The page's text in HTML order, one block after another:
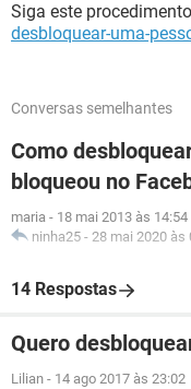
Siga este
desbloquear-uma-
Conversas semelhantes
Como
bloqueou no
maria - 18 mai 2013 às 14:54
ninha25 - 28 mai 2020 às
14 Respostas
Quero
Lilian - 14 ago 2017 às 23:02